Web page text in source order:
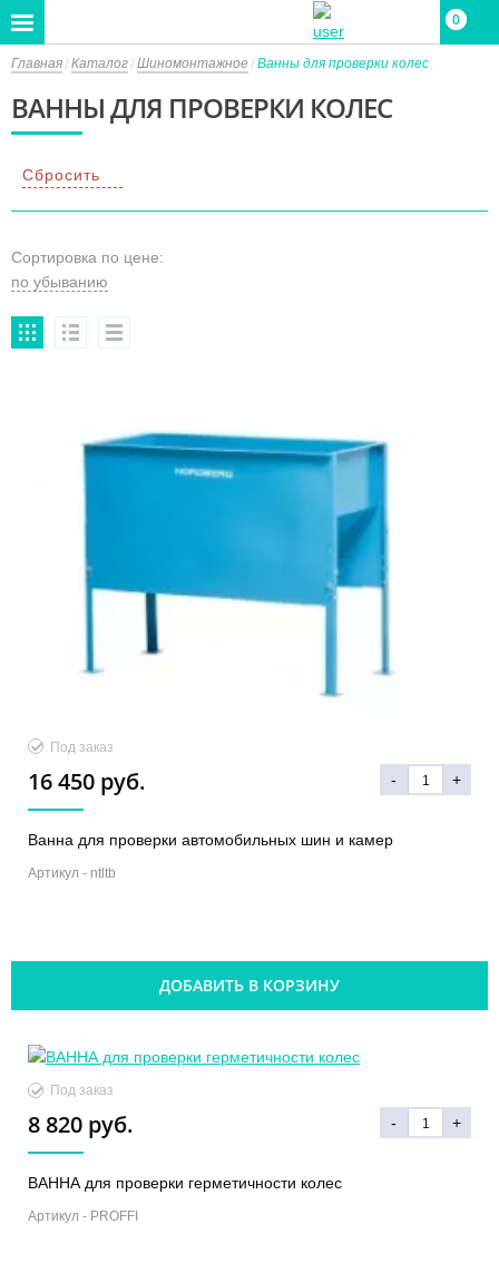
0
0
Главная Каталог Шиномонтажное Ванны для проверки колес
ВАННЫ ДЛЯ ПРОВЕРКИ КОЛЕС
Сбросить
Сортировка по цене:
Под заказ
16 450 руб. - +
Ванна для проверки автомобильных шин и камер
Артикул - ntltb
ДОБАВИТЬ В КОРЗИНУ
Под заказ
8 820 руб. - +
ВАННА для проверки герметичности колес
Артикул - PROFFI